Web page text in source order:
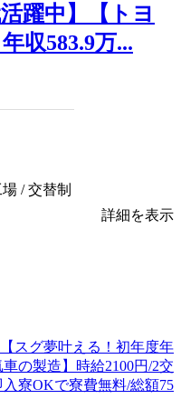
躍中】【トヨ
収583.9万...
/ 交替制
詳細を表示